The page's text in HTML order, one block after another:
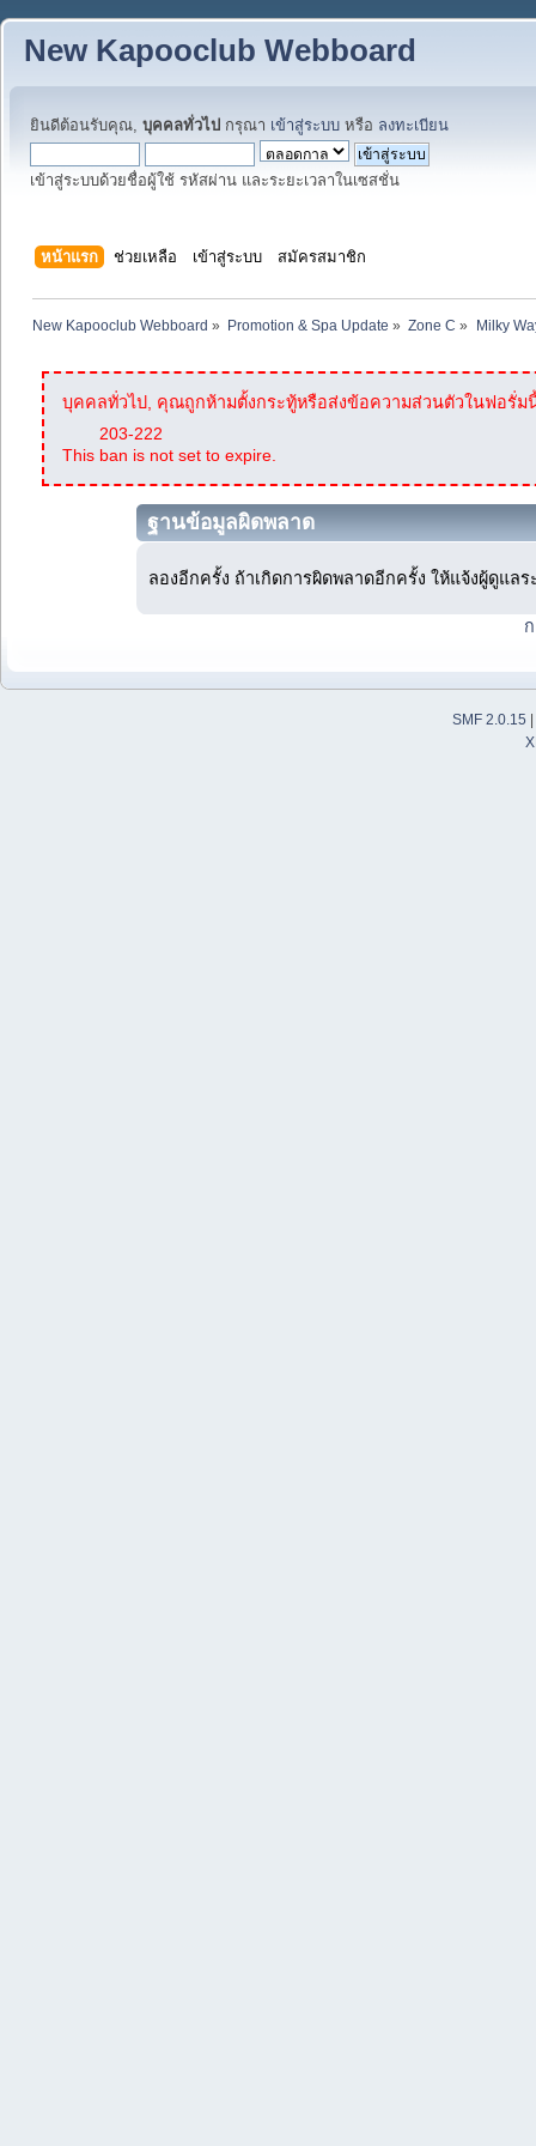
New Kapooclub Webboard
ยินดีต้อนรับคุณ, บุคคลทั่วไป กรุณา เข้าสู่ระบบ หรือ ลงทะเบียน
เข้าสู่ระบบด้วยชื่อผู้ใช้ รหัสผ่าน และระยะเวลาในเซสชั่น
หน้าแรก ช่วยเหลือ เข้าสู่ระบบ สมัครสมาชิก
New Kapooclub Webboard » Promotion & Spa Update » Zone C » Milky
บุคคลทั่วไป, คุณถูกห้ามตั้งกระทู้หรือส่งข้อความส่วนตัวในฟอรั่ม
203-222
This ban is not set to expire.
ฐานข้อมูลผิดพลาด
ลองอีกครั้ง ถ้าเกิดการผิดพลาดอีกครั้ง ให้แจ้งผู้ดูแลร
SMF 2.0.15